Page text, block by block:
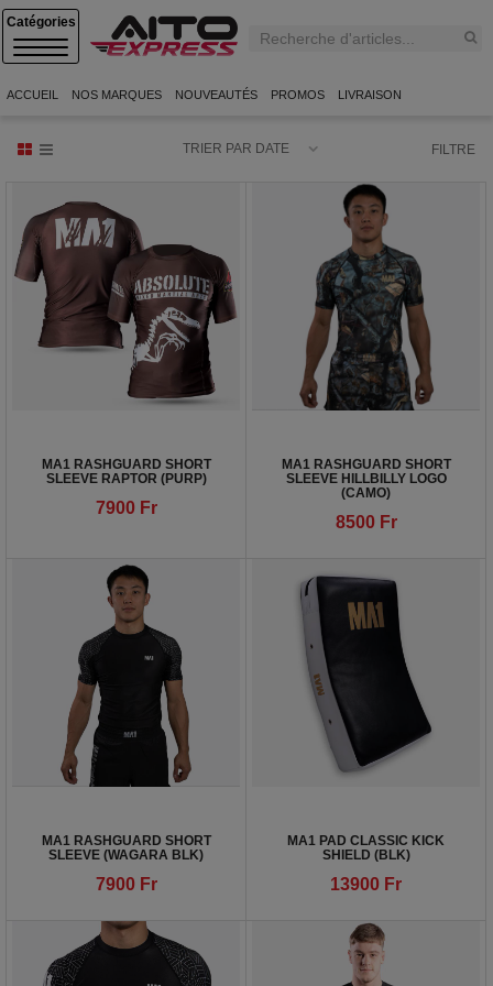
C
T
G
ACCUEIL NOS MARQUES NOUVEAUTÉS PROMOS LIVRAISON
TRIER PAR DATE FILTRE
MA1 RASHGUARD SHORT
SLEEVE RAPTOR (PURP)
7900 Fr
MA1 RASHGUARD SHORT
SLEEVE HILLBILLY LOGO
(CAMO)
8500 Fr
MA1 RASHGUARD SHORT
SLEEVE (WAGARA BLK)
7900 Fr
MA1 PAD CLASSIC KICK
SHIELD (BLK)
13900 Fr